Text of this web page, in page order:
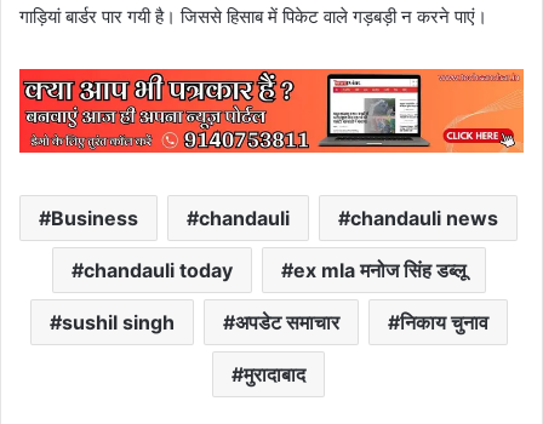
गाड़ियां बार्डर पार गयी है। जिससे हिसाब में पिकेट वाले गड़बड़ी न करने पाएं।
Business chandauli chandauli news
chandauli today ex mla मनोज सिंह डब्लू
sushil singh अपडेट समाचार निकाय चुनाव
मुरादाबाद